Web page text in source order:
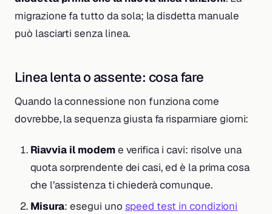
migrazione fa tutto da sola; la disdetta manuale
può lasciarti senza linea.
Linea lenta o assente: cosa fare
Quando la connessione non funziona come
dovrebbe, la sequenza giusta fa risparmiare giorni:
Riavvia il modeme verifica i cavi: risolve una
quota sorprendente dei casi, ed è la prima cosa
che l’assistenza ti chiederà comunque.
Misura: esegui uno speed test in condizioni